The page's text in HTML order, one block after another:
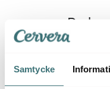
Samtycke
Du